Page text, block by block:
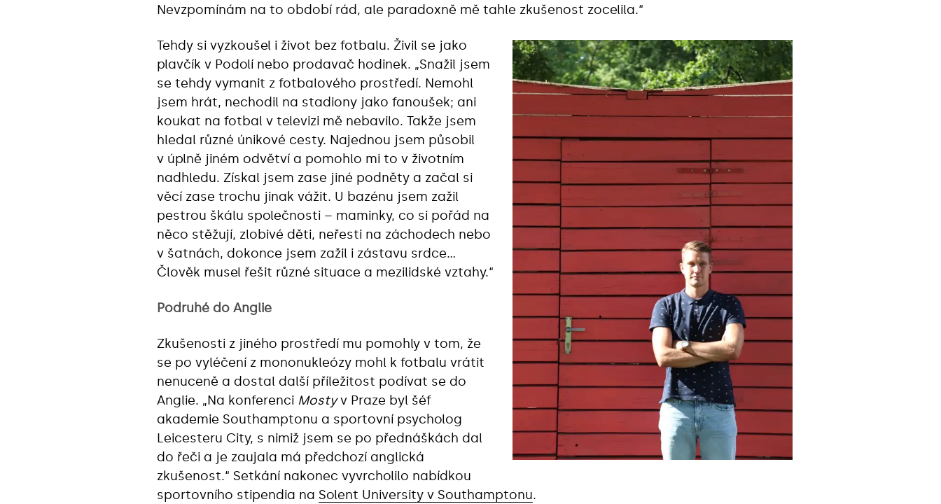
Nevzpomínám na to období rád, ale paradoxně mě tahle zkušenost zocelila.“
Tehdy si vyzkoušel i život bez fotbalu. Živil se jako
plavčík v Podolí nebo prodavač hodinek. „Snažil jsem
se tehdy vymanit z fotbalového prostředí. Nemohl
jsem hrát, nechodil na stadiony jako fanoušek; ani
koukat na fotbal v televizi mě nebavilo. Takže jsem
hledal různé únikové cesty. Najednou jsem působil
v úplně jiném odvětví a pomohlo mi to v životním
nadhledu. Získal jsem zase jiné podněty a začal si
věcí zase trochu jinak vážit. U bazénu jsem zažil
pestrou škálu společnosti – maminky, co si pořád na
něco stěžují, zlobivé děti, neřesti na záchodech nebo
v šatnách, dokonce jsem zažil i zástavu srdce…
Člověk musel řešit různé situace a mezilidské vztahy.“
Podruhé do Anglie
Zkušenosti z jiného prostředí mu pomohly v tom, že
se po vyléčení z mononukleózy mohl k fotbalu vrátit
nenuceně a dostal další příležitost podívat se do
Anglie. „Na konferenci Mostyv Praze byl šéf
akademie Southamptonu a sportovní psycholog
Leicesteru City, s nimiž jsem se po přednáškách dal
do řeči a je zaujala má předchozí anglická
zkušenost.“ Setkání nakonec vyvrcholilo nabídkou
sportovního stipendia na Solent University v Southamptonu.